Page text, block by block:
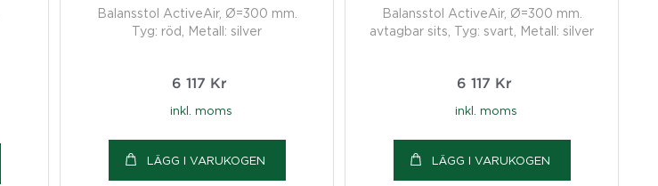
Balansstol ActiveAir, Ø=300 mm.
Tyg: röd, Metall: silver
6 117 Kr
inkl. moms
LÄGG I VARUKOGEN
Balansstol ActiveAir, Ø=300 mm.
avtagbar sits, Tyg: svart, Metall: silver
6 117 Kr
inkl. moms
LÄGG I VARUKOGEN